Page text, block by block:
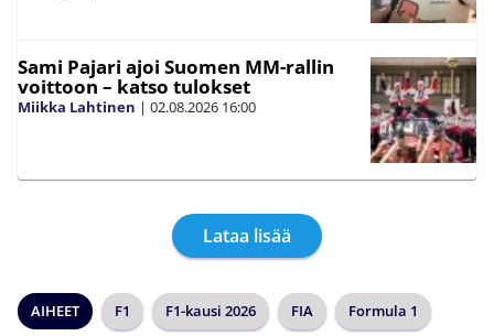
Sami Pajari ajoi Suomen MM-rallin
voittoon – katso tulokset
Miikka Lahtinen | 02.08.2026 16:00
Lataa lisää
AIHEET F1 F1-kausi 2026 FIA Formula 1